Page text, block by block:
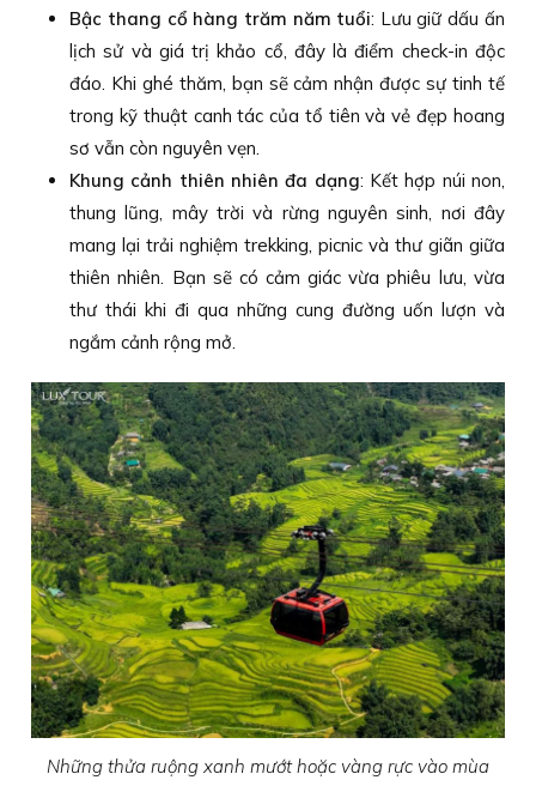
Bậc thang cổ hàng trăm năm tuổi: Lưu giữ dấu ấn
lịch sử và giá trị khảo cổ, đây là điểm check-in độc
đáo. Khi ghé thăm, bạn sẽ cảm nhận được sự tinh tế
trong kỹ thuật canh tác của tổ tiên và vẻ đẹp hoang
sơ vẫn còn nguyên vẹn.
Khung cảnh thiên nhiên đa dạng: Kết hợp núi non,
thung lũng, mây trời và rừng nguyên sinh, nơi đây
mang lại trải nghiệm trekking, picnic và thư giãn giữa
thiên nhiên. Bạn sẽ có cảm giác vừa phiêu lưu, vừa
thư thái khi đi qua những cung đường uốn lượn và
ngắm cảnh rộng mở.
Những thửa ruộng xanh mướt hoặc vàng rực vào mùa